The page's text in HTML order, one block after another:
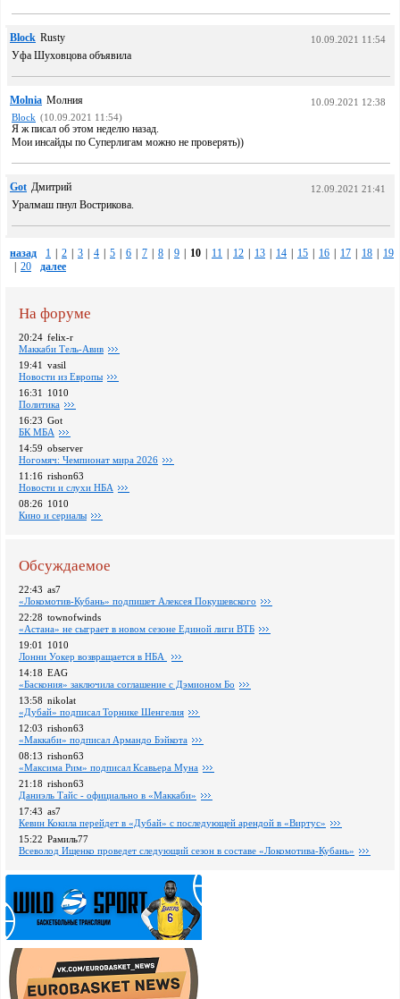
Block Rusty 10.09.2021 11:54
Уфа Шуховцова объявила
Molnia Молния
10.09.2021 12:38
Block (10.09.2021 11:54)
Я ж писал об этом неделю назад.
Мои инсайды по Суперлигам можно не проверять))
Got Дмитрий 12.09.2021 21:41
Уралмаш пнул Вострикова.
назад 1 2 3 4 5 6 7 8 9 10 11 12 13 14 15 16 17 18
19
20 далее
На форуме
20:24 felix-r
Маккаби Тель-Авив
19:41 vasil
Новости из Европы
16:31
1010
Политика
16:23 Got
БК МБА
14:59 observer
Ногомяч: Чемпионат мира 2026
11:16 rishon63
Новости и слухи НБА
08:26 1010
Кино и сериалы
Обсуждаемое
22:43 as7
«Локомотив-Кубань» подпишет Алексея Покушевского
22:28 townofwinds
«Астана» не сыграет в новом сезоне Единой лиги ВТБ
19:01
1010
Лонни Уокер возвращается в НБА
14:18 EAG
«Баскония» заключила соглашение с Дэмионом Бо
13:58 nikolat
«Дубай» подписал Торнике Шенгелия
12:03 rishon63
«Маккаби» подписал Армандо Бэйкота
08:13 rishon63
«Максима Рим» подписал Ксавьера Муна
21:18 rishon63
Даниэль Тайс - официально в «Маккаби»
17:43 as7
Кевин Кокила перейдет в «Дубай» с последующей арендой в «Виртус»
15:22 Рамиль77
Всеволод Ищенко проведет следующий сезон в составе «Локомотива-Кубань»